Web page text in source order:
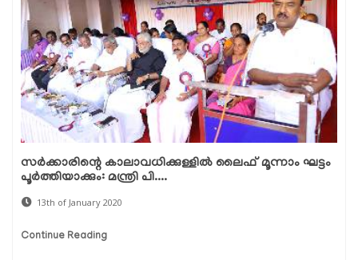
സര്‍ക്കാരിന്റെ കാലാവധിക്കുള്ളില്‍ ലൈഫ് മൂന്നാം ഘട്ടം
പൂര്‍ത്തിയാക്കും: മന്ത്രി പി....
13th of January 2020
Continue Reading